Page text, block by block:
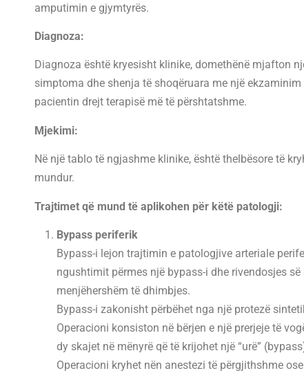
amputimin e gjymtyrës.
Diagnoza:
Diagnoza është kryesisht klinike, domethënë mjafton
simptoma dhe shenja të shoqëruara me një
pacientin drejt terapisë më të përshtatshme.
Mjekimi:
Në një tablo të ngjashme klinike, është thelbësore të
mundur.
Trajtimet që mund të aplikohen për këtë patologji:
Bypass periferik
Bypass-i lejon trajtimin e patologjive arteriale
ngushtimit përmes një bypass-i dhe rivendosjes
menjëhershëm të dhimbjes.
Bypass-i zakonisht përbëhet nga një protezë
Operacioni konsiston në bërjen e një prerjeje të
dy skajet në mënyrë që të krijohet një “urë”
Operacioni kryhet nën anestezi të përgjithshme